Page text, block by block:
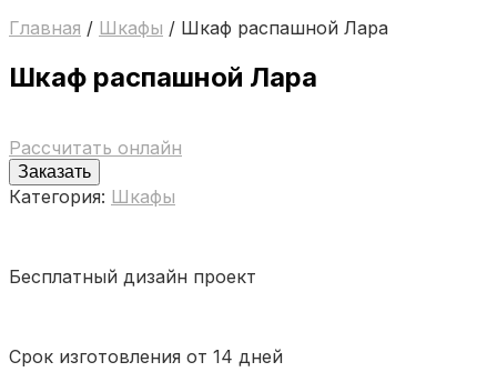
Главная / Шкафы / Шкаф распашной Лара
Шкаф распашной Лара
Рассчитать онлайн
Заказать
Категория: Шкафы
Бесплатный дизайн проект
Срок изготовления от 14 дней